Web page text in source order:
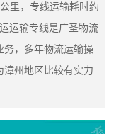
里，专线运输耗时约
运输专线是广圣物流
务，多年物流运输操
州地区比较有实力